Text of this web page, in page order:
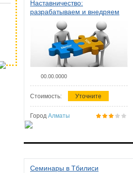
Наставничество:
разрабатываем и внедряем
систему наставничества в
организации
00.00.0000
Стоимость: Уточните
Город Алматы
Семинары в Тбилиси